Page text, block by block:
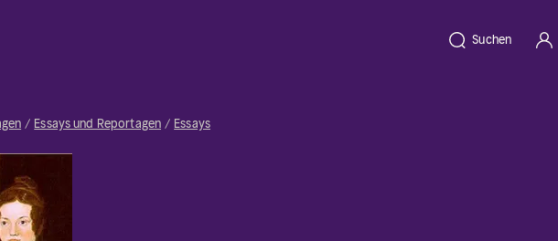
Suchen
Essays und Reportagen Essays